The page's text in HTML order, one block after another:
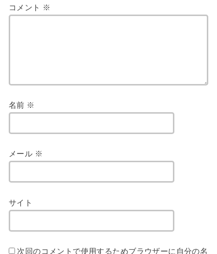
コメント ※
名前 ※
メール ※
サイト
次回のコメントで使用するためブラウザーに自分の名